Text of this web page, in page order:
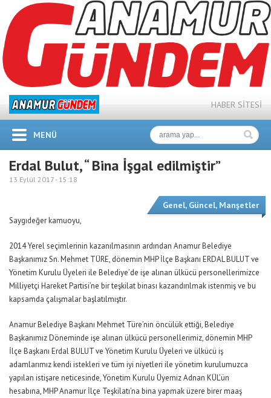
HABER SİTESİ
MENÜ
Erdal Bulut, “ Bina İşgal edilmiştir”
13 Eylül 2017 - 15:18
Genel, Güncel, Manşetler
Saygıdeğer kamuoyu,
2014 Yerel seçimlerinin kazanılmasının ardından Anamur Belediye
Başkanımız Sn. Mehmet TÜRE, dönemin MHP İlçe Başkanı ERDAL BULUT ve
Yönetim Kurulu Üyeleri ile Belediye’de işe alınan ülkücü personellerimizce
Milliyetçi Hareket Partisi’ne bir teşkilat binası kazandırılmak istenmiş ve bu
kapsamda çalışmalar başlatılmıştır.
Anamur Belediye Başkanı Mehmet Türe’nin öncülük ettiği, Belediye
Başkanımız Döneminde işe alınan ülkücü personellerimiz, dönemin MHP
İlçe Başkanı Erdal BULUT ve Yönetim Kurulu Üyeleri ve ülkücü iş
adamlarımız kendi istekleri ve tüm iyi niyetleri ile yönetim kurulumuzca
yapılan istişare neticesinde, Yönetim Kurulu Üyemiz Adnan KÜL’ün
hesabına, MHP Anamur İlçe Teşkilatı’na bina yapmak üzere birer maaş